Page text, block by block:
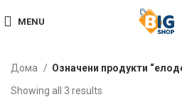
MENU
Дома
Означени продукти
Showing all 3 results